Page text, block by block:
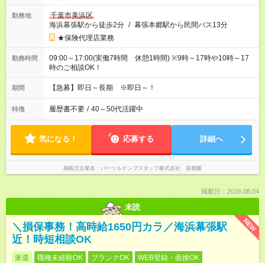
勤務地
千葉市美浜区
海浜幕張駅から徒歩2分 / 幕張本郷駅から民間バス13分
★保険代理店業務
勤務時間
09:00～17:00(実働7時間 休憩1時間) ※9時～17時や10時～17
時のご相談OK！
期間 【急募】即日～長期 ※即日～！
特徴 履歴書不要 / 40～50代活躍中
気になる！ 応募する 詳細へ
掲載元企業名 パーソルテンプスタッフ株式会社 首都圏
掲載日：2026.08.04
未読
NEW
＼損保事務！高時給1650円カラ／海浜幕張駅
近！時短相談OK
派遣 職種未経験OK ブランクOK WEB登録・面接OK